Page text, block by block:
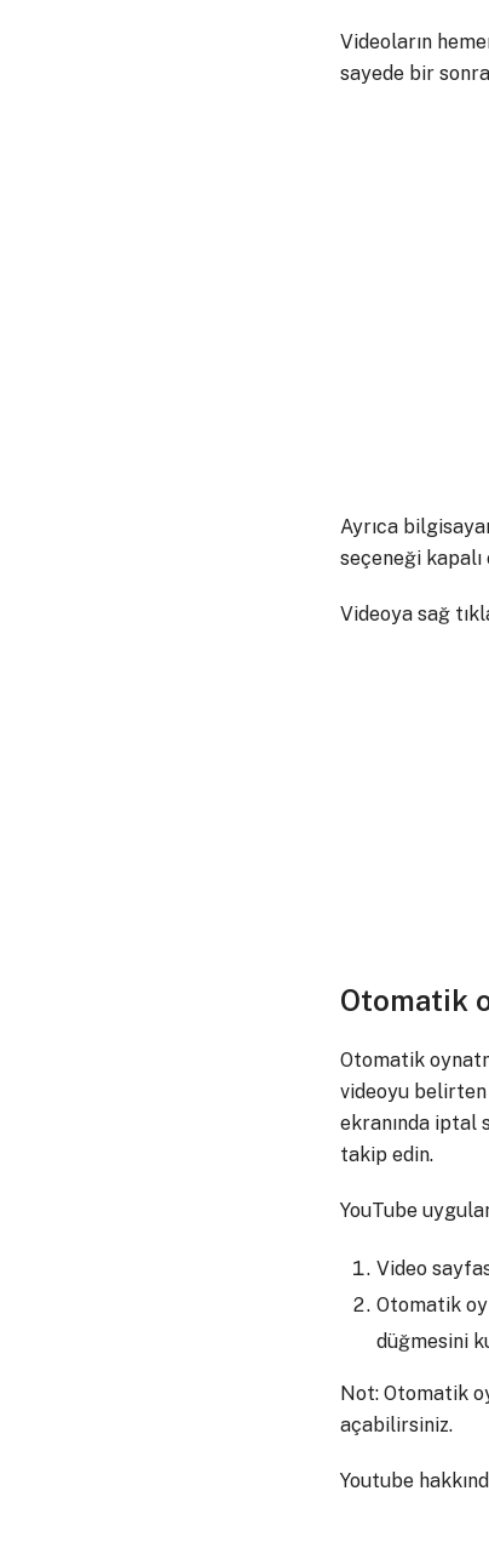
Videoların
sayede bir
Ayrıca
seçeneği
Videoya sağ
Otomatik
Otomatik
videoyu belirten
ekranında iptal
takip edin.
YouTube
Video
Otomatik
düğmesini
Not: Otomatik
açabilirsiniz.
Youtube